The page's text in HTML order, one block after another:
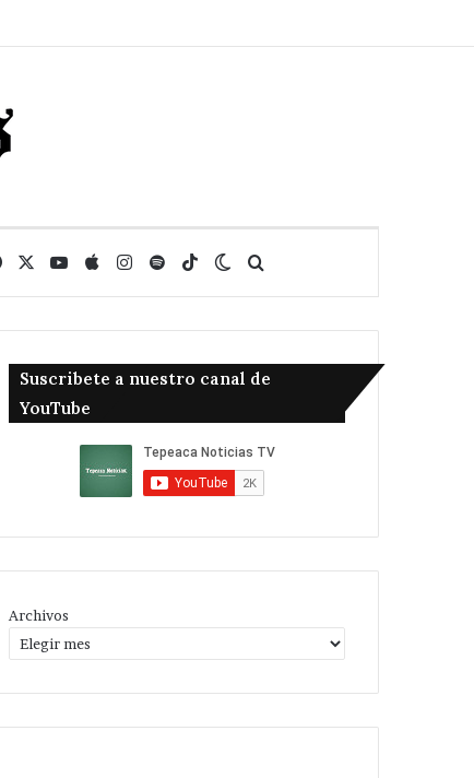
FacebookYouTube
AppleInstagram
SpotifyTikTokSwitch skin
Suscribete a nuestro canal de
YouTube
Archivos